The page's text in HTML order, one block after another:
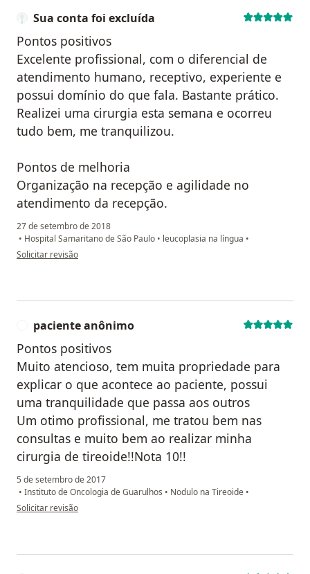
Sua conta foi excluída
Pontos positivos
Excelente profissional, com o diferencial de
atendimento humano, receptivo, experiente e
possui domínio do que fala. Bastante prático.
Realizei uma cirurgia esta semana e ocorreu
tudo bem, me tranquilizou.
Pontos de melhoria
Organização na recepção e agilidade no
atendimento da recepção.
27 de setembro de 2018
• Hospital Samaritano de São Paulo • leucoplasia na língua •
na opinião do utilizador Sua conta foi excluída
Solicitar revisão
paciente anônimo
Pontos positivos
Muito atencioso, tem muita propriedade para
explicar o que acontece ao paciente, possui
uma tranquilidade que passa aos outros
Um otimo profissional, me tratou bem nas
consultas e muito bem ao realizar minha
cirurgia de tireoide!!Nota 10!!
5 de setembro de 2017
• Instituto de Oncologia de Guarulhos • Nodulo na Tireoide •
na opinião do utilizador paciente anônimo
Solicitar revisão